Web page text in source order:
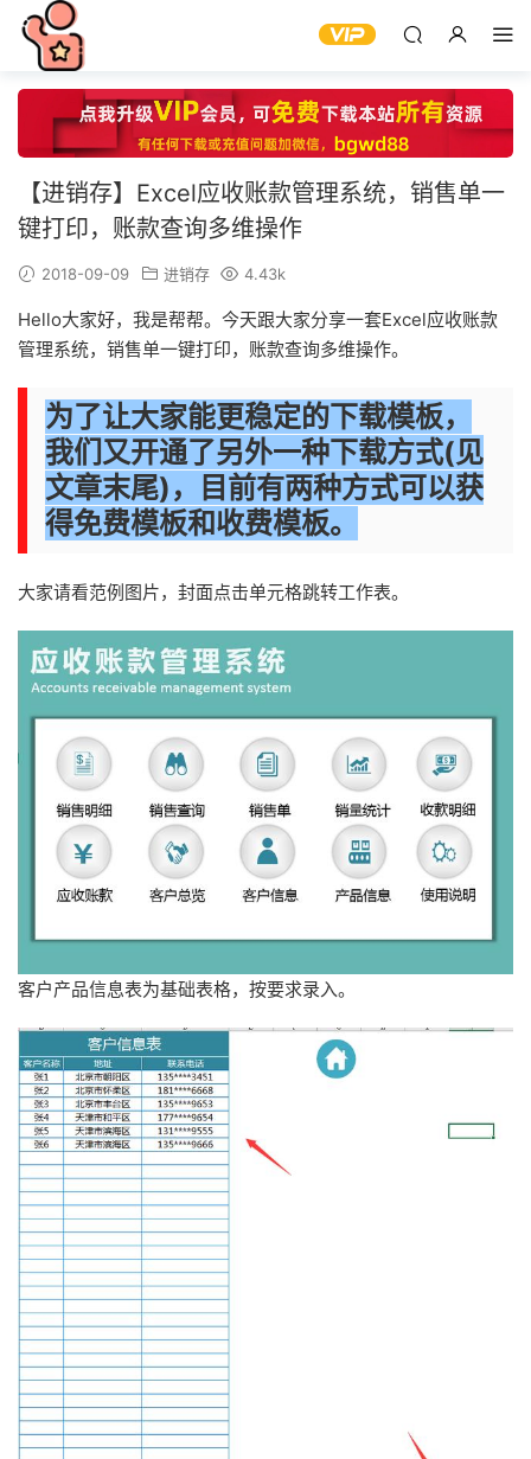
【进销存】Excel应收账款管理系统，销售单一
键打印，账款查询多维操作
2018-09-09 进销存 4.43k
Hello大家好，我是帮帮。今天跟大家分享一套Excel应收账款
管理系统，销售单一键打印，账款查询多维操作。
为了让大家能更稳定的下载模板，
我们又开通了另外一种下载方式(见
文章末尾)，目前有两种方式可以获
得免费模板和收费模板。
大家请看范例图片，封面点击单元格跳转工作表。
客户产品信息表为基础表格，按要求录入。